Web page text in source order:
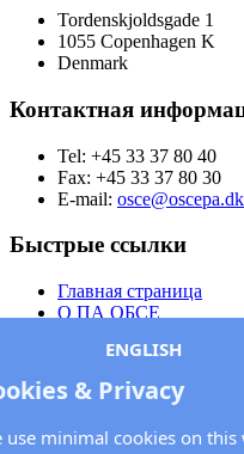
Tordenskjoldsgade 1
1055 Copenhagen K
Denmark
Контактная
Tel: +45 33 37 80 40
Fax: +45 33 37 80 30
E-mail: osce@oscepa.dk
Быстрые ссылки
Главная страница
О ПА ОБСЕ
Члены
Документы
OSCE.org
Контактная
ENGLISH
& Privacy
use minimal cookies on